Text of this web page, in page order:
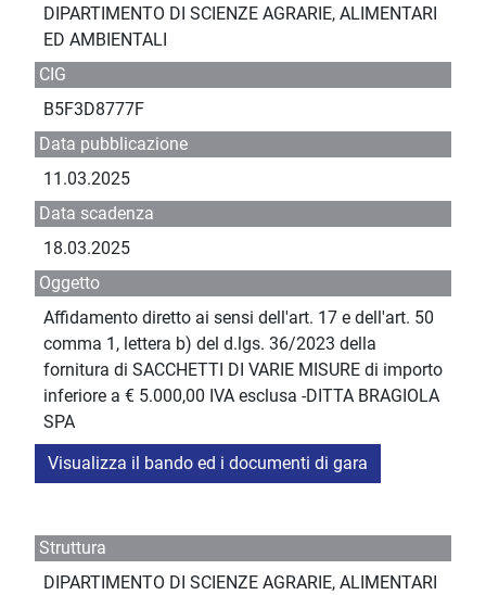
DIPARTIMENTO DI SCIENZE AGRARIE, ALIMENTARI
ED AMBIENTALI
CIG
B5F3D8777F
Data pubblicazione
11.03.2025
Data scadenza
18.03.2025
Oggetto
Affidamento diretto ai sensi dell'art. 17 e dell'art. 50
comma 1, lettera b) del d.lgs. 36/2023 della
fornitura di SACCHETTI DI VARIE MISURE di importo
inferiore a € 5.000,00 IVA esclusa -DITTA BRAGIOLA
SPA
Visualizza il bando ed i documenti di gara
Struttura
DIPARTIMENTO DI SCIENZE AGRARIE, ALIMENTARI